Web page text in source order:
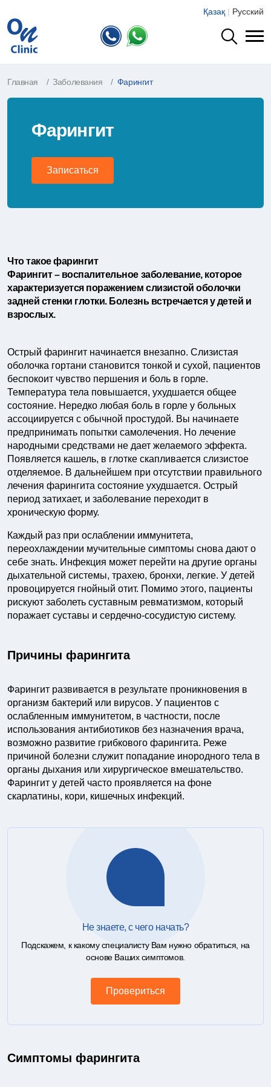
Қазақ | Русский
Главная Заболевания Фарингит
Фарингит
Записаться
Что такое фарингит
Фарингит – воспалительное заболевание, которое
характеризуется поражением слизистой оболочки
задней стенки глотки. Болезнь встречается у детей и
взрослых.
Острый фарингит начинается внезапно. Слизистая
оболочка гортани становится тонкой и сухой, пациентов
беспокоит чувство першения и боль в горле.
Температура тела повышается, ухудшается общее
состояние. Нередко любая боль в горле у больных
ассоциируется с обычной простудой. Вы начинаете
предпринимать попытки самолечения. Но лечение
народными средствами не дает желаемого эффекта.
Появляется кашель, в глотке скапливается слизистое
отделяемое. В дальнейшем при отсутствии правильного
лечения фарингита состояние ухудшается. Острый
период затихает, и заболевание переходит в
хроническую форму.
Каждый раз при ослаблении иммунитета,
переохлаждении мучительные симптомы снова дают о
себе знать. Инфекция может перейти на другие органы
дыхательной системы, трахею, бронхи, легкие. У детей
провоцируется гнойный отит. Помимо этого, пациенты
рискуют заболеть суставным ревматизмом, который
поражает суставы и сердечно-сосудистую систему.
Причины фарингита
Фарингит развивается в результате проникновения в
организм бактерий или вирусов. У пациентов с
ослабленным иммунитетом, в частности, после
использования антибиотиков без назначения врача,
возможно развитие грибкового фарингита. Реже
причиной болезни служит попадание инородного тела в
органы дыхания или хирургическое вмешательство.
Фарингит у детей часто проявляется на фоне
скарлатины, кори, кишечных инфекций.
Не знаете, с чего начать?
Подскажем, к какому специалисту Вам нужно обратиться, на
основе Ваших симптомов.
Провериться
Симптомы фарингита